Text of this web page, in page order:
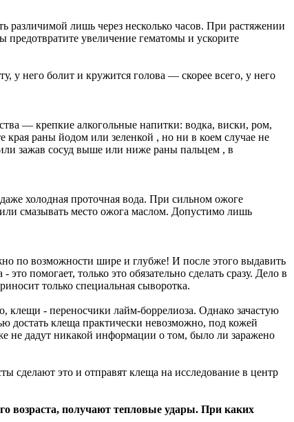
различимой лишь через несколько часов. При растяжении
увеличение гематомы и ускорите
у него болит и кружится голова — скорее всего, у него
— крепкие алкогольные напитки: водка, виски, ром,
края раны йодом или зеленкой , но ни в коем случае не
зажав сосуд выше или ниже раны пальцем , в
холодная проточная вода. При сильном ожоге
смазывать место ожога маслом. Допустимо лишь
по возможности шире и глубже! И после этого выдавить
помогает, только это обязательно сделать сразу. Дело в
только специальная сыворотка.
клещи - переносчики лайм-боррелиоза. Однако зачастую
достать клеща практически невозможно, под кожей
не дадут никакой информации о том, было ли заражено
сделают это и отправят клеща на исследование в центр
возраста, получают тепловые удары. При каких